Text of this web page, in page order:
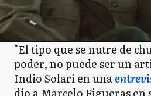
"El tipo que se nutre de
poder, no puede ser un
Indio Solari en una
dio a Marcelo Figueras